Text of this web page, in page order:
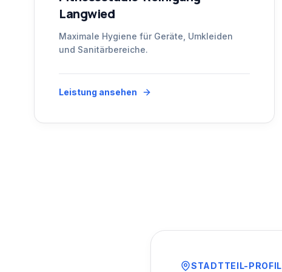
Langwied
Maximale Hygiene für Geräte, Umkleiden
und Sanitärbereiche.
Leistung ansehen
STADTTEIL-PROFIL